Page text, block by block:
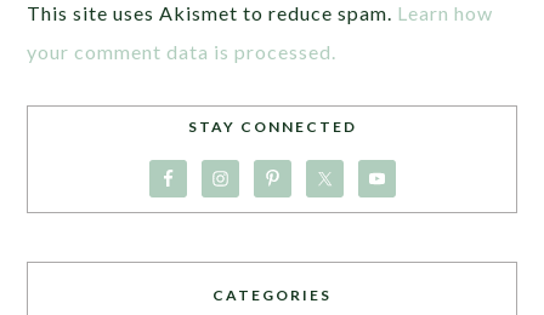
This site uses Akismet to reduce spam. Learn how
your comment data is processed.
STAY CONNECTED
CATEGORIES